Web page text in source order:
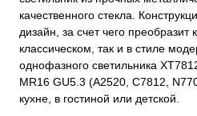
качественного стекла.
дизайн, за счет чего преобразит
классическом, так и в стиле
однофазного светильника
MR16 GU5.3 (A2520, C7812,
кухне, в гостиной или детской.